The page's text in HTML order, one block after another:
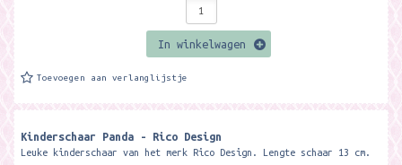
In winkelwagen
Toevoegen aan verlanglijstje
Kinderschaar Panda - Rico Design
Leuke kinderschaar van het merk Rico Design. Lengte schaar 13 cm.